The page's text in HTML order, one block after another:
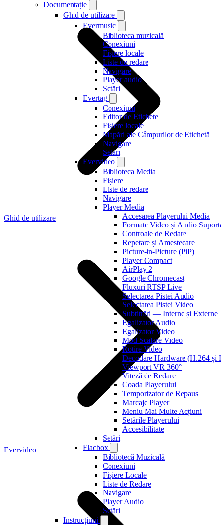
Documentație
Ghid de utilizare
Evermusic
Biblioteca muzicală
Conexiuni
Fișiere locale
Liste de redare
Navigare
Player audio
Setări
Evertag
Conexiuni
Editor de Etichete
Fișiere locale
Mapări ale Câmpurilor de Etichetă
Navigare
Setări
Evervideo
Biblioteca Media
Fișiere
Liste de redare
Navigare
Player Media
Accesarea Playerului Media
Formate Video și Audio
Controale de Redare
Repetare și Amestecare
Picture-in-Picture (PiP)
Player Compact
AirPlay 2
Google Chromecast
Fluxuri RTSP Live
Selectarea Pistei Audio
Selectarea Pistei Video
Subtitrări — Interne și Externe
Egalizator Audio
Egalizator Video
Mod Scalare Video
Rotire Video
Decodare Hardware (H.264 și
Viewport VR 360°
Viteză de Redare
Coada Playerului
Temporizator de Repaus
Marcaje Player
Meniu Mai Multe Acțiuni
Setările Playerului
Accesibilitate
Setări
Flacbox
Bibliotecă Muzicală
Conexiuni
Fișiere Locale
Liste de Redare
Navigare
Player Audio
Setări
Instrucțiuni
Ghid de utilizare
Evervideo